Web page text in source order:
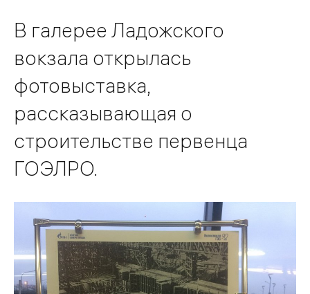
В галерее Ладожского
вокзала открылась
фотовыставка,
рассказывающая о
строительстве первенца
ГОЭЛРО.